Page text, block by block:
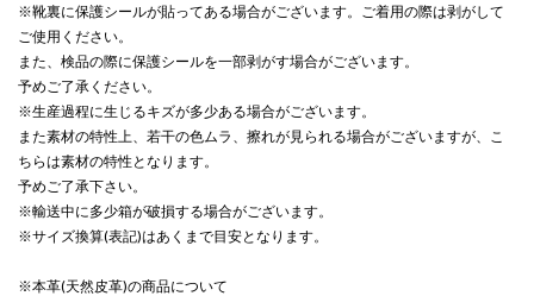
※靴裏に保護シールが貼ってある場合がございます。ご着用の際は剥がして
ご使用ください。
また、検品の際に保護シールを一部剥がす場合がございます。
予めご了承ください。
※生産過程に生じるキズが多少ある場合がございます。
また素材の特性上、若干の色ムラ、擦れが見られる場合がございますが、こ
ちらは素材の特性となります。
予めご了承下さい。
※輸送中に多少箱が破損する場合がございます。
※サイズ換算(表記)はあくまで目安となります。
※本革(天然皮革)の商品について